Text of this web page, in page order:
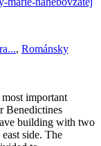
, Románsky
important
Benedictines
building with two
side. The